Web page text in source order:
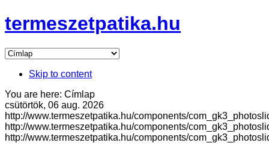
termeszetpatika.hu
Skip to content
You are here: Címlap
csütörtök, 06 aug. 2026
http://www.termeszetpatika.hu/components/
http://www.termeszetpatika.hu/components/
http://www.termeszetpatika.hu/components/